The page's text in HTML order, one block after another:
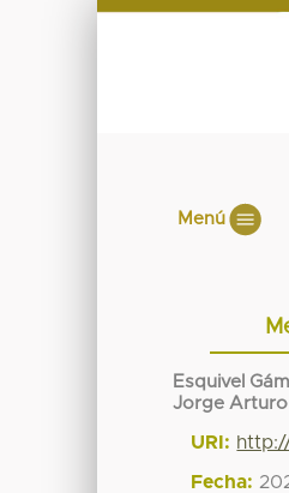
Menú
Esquivel
Jorge Arturo
URI:
Fecha: